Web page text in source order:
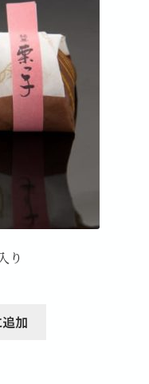
り
加